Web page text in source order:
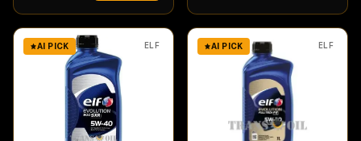
AI PICK ELF AI PICK ELF